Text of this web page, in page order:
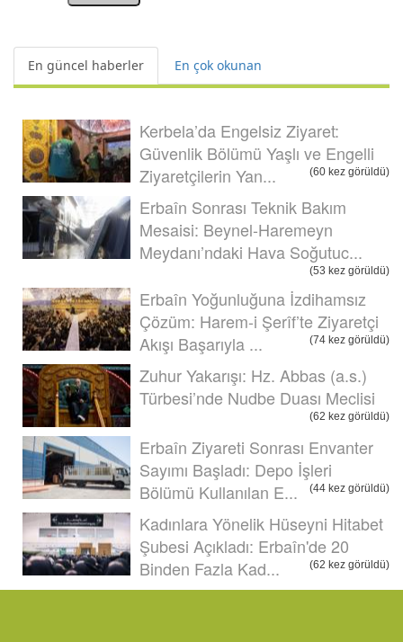
En güncel haberler En çok okunan
Kerbela’da Engelsiz Ziyaret:
Güvenlik Bölümü Yaşlı ve Engelli
Ziyaretçilerin Yan...
(60 kez görüldü)
Erbaîn Sonrası Teknik Bakım
Mesaisi: Beynel-Haremeyn
Meydanı’ndaki Hava Soğutuc...
(53 kez görüldü)
Erbaîn Yoğunluğuna İzdihamsız
Çözüm: Harem-i Şerîf’te Ziyaretçi
Akışı Başarıyla ...
(74 kez görüldü)
Zuhur Yakarışı: Hz. Abbas (a.s.)
Türbesi’nde Nudbe Duası Meclisi
(62 kez görüldü)
Erbaîn Ziyareti Sonrası Envanter
Sayımı Başladı: Depo İşleri
Bölümü Kullanılan E...
(44 kez görüldü)
Kadınlara Yönelik Hüseyni Hitabet
Şubesi Açıkladı: Erbaîn'de 20
Binden Fazla Kad...
(62 kez görüldü)